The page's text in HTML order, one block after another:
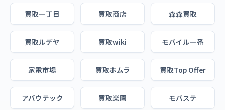
買取一丁目 買取商店 森森買取
買取ルデヤ 買取wiki モバイル一番
家電市場 買取ホムラ 買取Top Offer
アバウテック 買取楽園 モバステ